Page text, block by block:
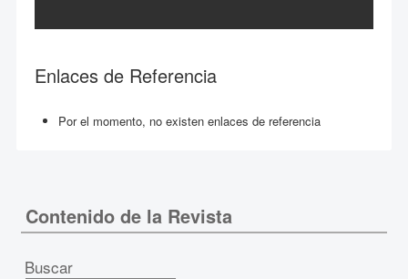
Enlaces de Referencia
Por el momento, no existen enlaces de referencia
Contenido de la Revista
Buscar